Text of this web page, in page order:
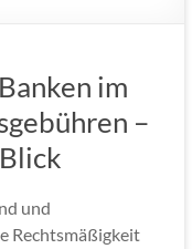
im
–
und
Rechtsmäßigkeit